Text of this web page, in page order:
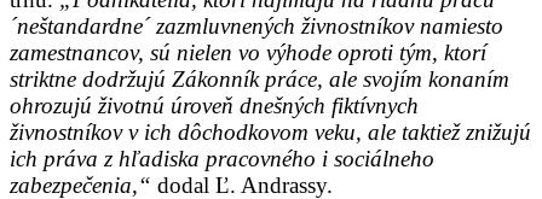
´neštandardne´ zazmluvnených živnostníkov namiesto
zamestnancov, sú nielen vo výhode oproti tým, ktorí
striktne dodržujú Zákonník práce, ale svojím konaním
ohrozujú životnú úroveň dnešných fiktívnych
živnostníkov v ich dôchodkovom veku, ale taktiež znižujú
ich práva z hľadiska pracovného i sociálneho
zabezpečenia,“ dodal Ľ. Andrassy.